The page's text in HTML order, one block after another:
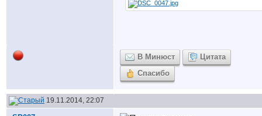
В Минюст
Цитата
Спасибо
19.11.2014, 22:07